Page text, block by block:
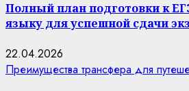
Полный план подготовки к
языку для успешной сдачи
22.04.2026
Преимущества трансфера для